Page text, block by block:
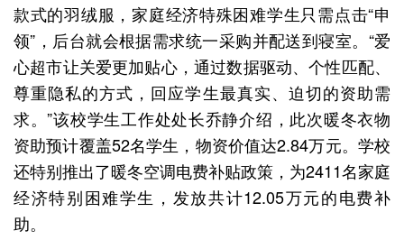
款式的羽绒服，家庭经济特殊困难学生只需点击“申
领”，后台就会根据需求统一采购并配送到寝室。“爱
心超市让关爱更加贴心，通过数据驱动、个性匹配、
尊重隐私的方式，回应学生最真实、迫切的资助需
求。”该校学生工作处处长乔静介绍，此次暖冬衣物
资助预计覆盖52名学生，物资价值达2.84万元。学校
还特别推出了暖冬空调电费补贴政策，为2411名家庭
经济特别困难学生，发放共计12.05万元的电费补
助。